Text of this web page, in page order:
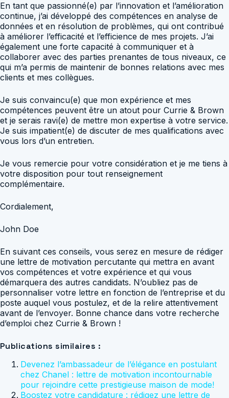
En tant que passionné(e) par l’innovation et l’amélioration
continue, j’ai développé des compétences en analyse de
données et en résolution de problèmes, qui ont contribué
à améliorer l’efficacité et l’efficience de mes projets. J’ai
également une forte capacité à communiquer et à
collaborer avec des parties prenantes de tous niveaux, ce
qui m’a permis de maintenir de bonnes relations avec mes
clients et mes collègues.
Je suis convaincu(e) que mon expérience et mes
compétences peuvent être un atout pour Currie & Brown
et je serais ravi(e) de mettre mon expertise à votre service.
Je suis impatient(e) de discuter de mes qualifications avec
vous lors d’un entretien.
Je vous remercie pour votre considération et je me tiens à
votre disposition pour tout renseignement
complémentaire.
Cordialement,
John Doe
En suivant ces conseils, vous serez en mesure de rédiger
une lettre de motivation percutante qui mettra en avant
vos compétences et votre expérience et qui vous
démarquera des autres candidats. N’oubliez pas de
personnaliser votre lettre en fonction de l’entreprise et du
poste auquel vous postulez, et de la relire attentivement
avant de l’envoyer. Bonne chance dans votre recherche
d’emploi chez Currie & Brown !
Publications similaires :
Devenez l’ambassadeur de l’élégance en postulant
chez Chanel : lettre de motivation incontournable
pour rejoindre cette prestigieuse maison de mode!
Boostez votre candidature : rédigez une lettre de